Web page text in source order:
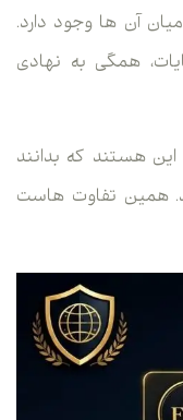
آن ها وجود دارد.
همگی به نهادی
این هستند که بدانند
همین تفاوت هاست